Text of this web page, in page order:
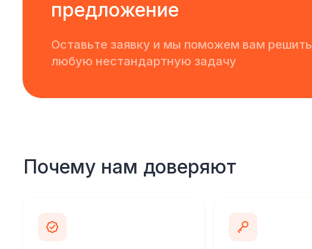
предложение
Оставьте заявку и мы поможем вам решить
любую нестандартную задачу
Почему нам доверяют